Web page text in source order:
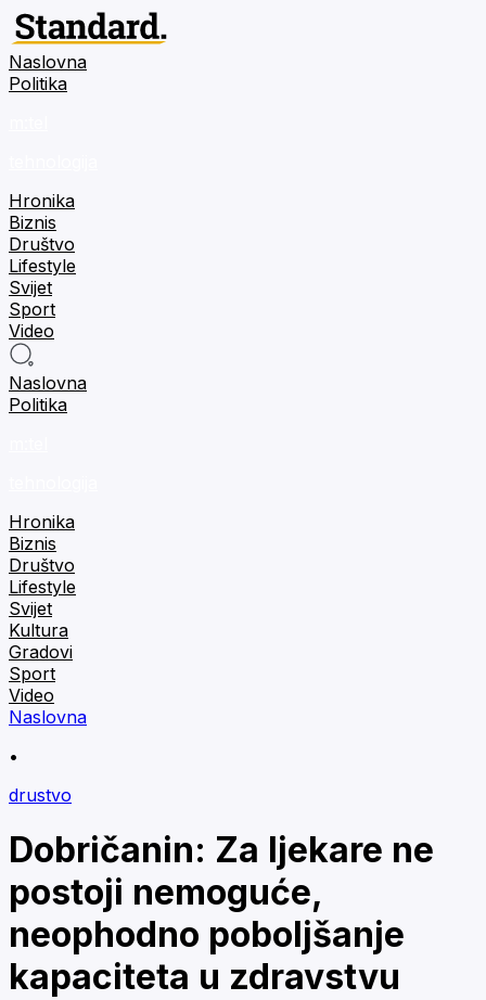
Naslovna
Politika
Hronika
Biznis
Društvo
Lifestyle
Svijet
Sport
Video
Naslovna
Politika
Hronika
Biznis
Društvo
Lifestyle
Svijet
Kultura
Gradovi
Sport
Video
Naslovna
•
drustvo
Dobričanin: Za ljekare ne
postoji nemoguće,
neophodno poboljšanje
kapaciteta u zdravstvu